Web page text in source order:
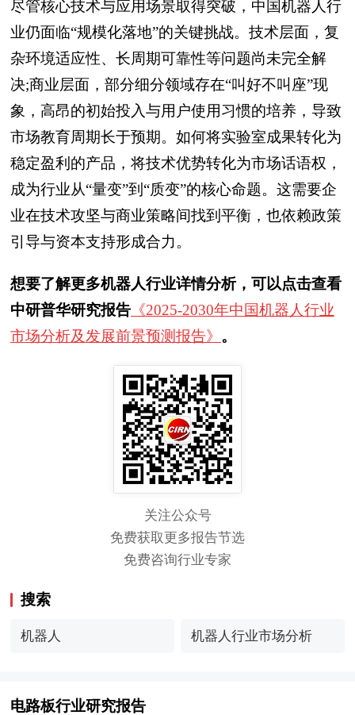
尽管核心技术与应用场景取得突破，中国机器人行
业仍面临“规模化落地”的关键挑战。技术层面，复
杂环境适应性、长周期可靠性等问题尚未完全解
决;商业层面，部分细分领域存在“叫好不叫座”现
象，高昂的初始投入与用户使用习惯的培养，导致
市场教育周期长于预期。如何将实验室成果转化为
稳定盈利的产品，将技术优势转化为市场话语权，
成为行业从“量变”到“质变”的核心命题。这需要企
业在技术攻坚与商业策略间找到平衡，也依赖政策
引导与资本支持形成合力。
想要了解更多机器人行业详情分析，可以点击查看
中研普华研究报告 《2025-2030年中国机器人行业
市场分析及发展前景预测报告》 。
关注公众号
免费获取更多报告节选
免费咨询行业专家
搜索
机器人 机器人行业市场分析
电路板行业研究报告